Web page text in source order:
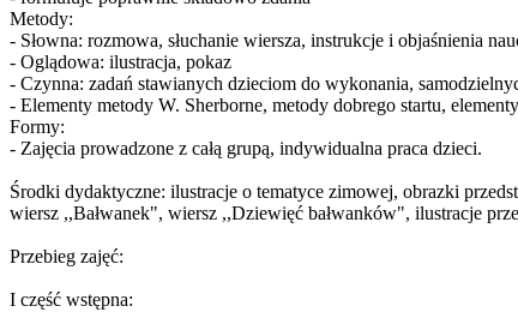
Metody:
- Słowna: rozmowa, słuchanie wiersza, instrukcje i objaśnienia
- Oglądowa: ilustracja, pokaz
- Czynna: zadań stawianych dzieciom do wykonania,
- Elementy metody W. Sherborne, metody dobrego startu,
Formy:
- Zajęcia prowadzone z całą grupą, indywidualna praca dzieci.
Środki dydaktyczne: ilustracje o tematyce zimowej, obrazki
wiersz ,,Bałwanek", wiersz ,,Dziewięć bałwanków", ilustracje
Przebieg zajęć:
I część wstępna: